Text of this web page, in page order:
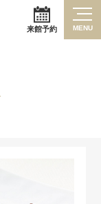
来館予約 MENU